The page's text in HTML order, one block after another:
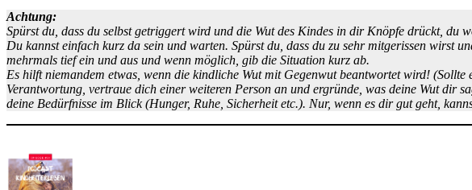
Achtung:
Spürst du, dass du selbst getriggert wird und die Wut des Kindes in dir Knöpfe drückt, du
Du kannst einfach kurz da sein und warten. Spürst du, dass du zu sehr mitgerissen wirst
mehrmals tief ein und aus und wenn möglich, gib die Situation kurz ab.
Es hilft niemandem etwas, wenn die kindliche Wut mit Gegenwut beantwortet wird!
Verantwortung, vertraue dich einer weiteren Person an und ergründe, was deine Wut dir
deine Bedürfnisse im Blick (Hunger, Ruhe, Sicherheit etc.). Nur, wenn es dir gut geht,